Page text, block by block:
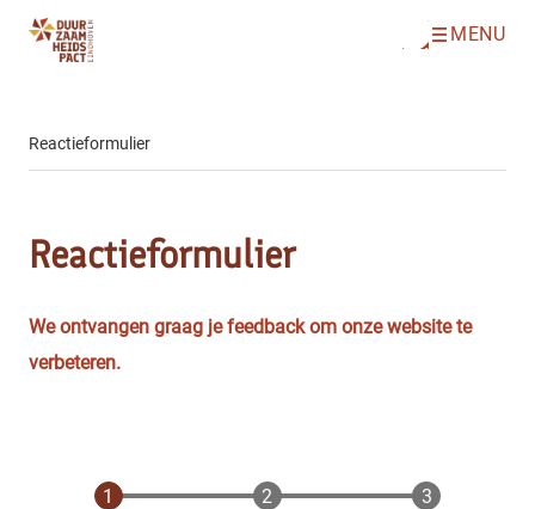
Direct naar de inhoud
O
MENU
Reactieformulier
Reactieformulier
We ontvangen graag je feedback om onze website te
verbeteren.